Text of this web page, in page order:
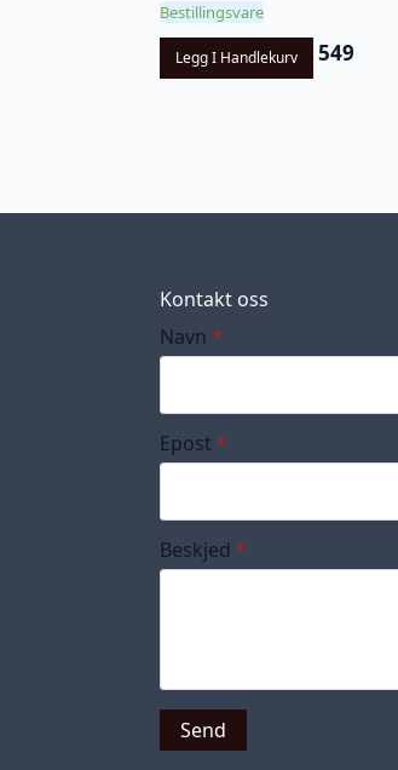
Bestillingsvare
Legg I Handlekurv 549
Kontakt oss
Navn *
Epost *
Beskjed *
Send